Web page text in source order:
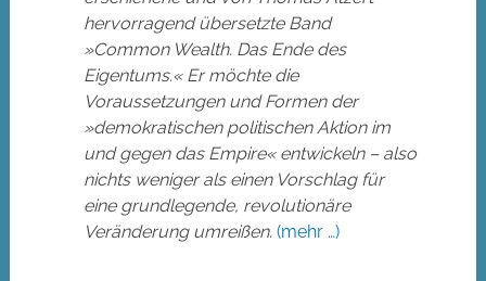
hervorragend übersetzte Band
»Common Wealth. Das Ende des
Eigentums.« Er möchte die
Voraussetzungen und Formen der
»demokratischen politischen Aktion im
und gegen das Empire« entwickeln – also
nichts weniger als einen Vorschlag für
eine grundlegende, revolutionäre
Veränderung umreißen. (mehr …)